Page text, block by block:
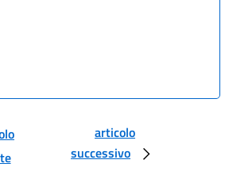
articolo
successivo